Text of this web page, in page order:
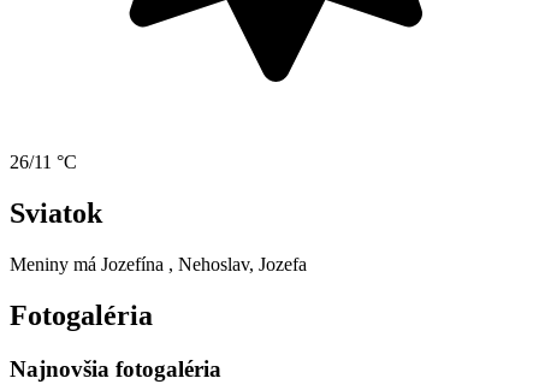
26/11 °C
Sviatok
Meniny má Jozefína , Nehoslav, Jozefa
Fotogaléria
Najnovšia fotogaléria